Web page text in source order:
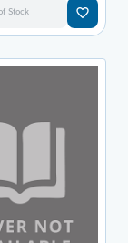
Stock favorite_border